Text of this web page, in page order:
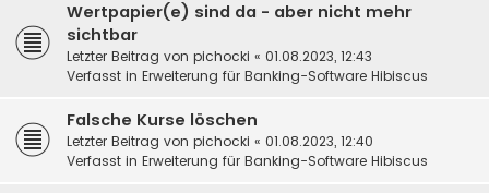
Wertpapier(e) sind da - aber nicht mehr
sichtbar
Letzter Beitrag von pichocki « 01.08.2023, 12:43
Verfasst in Erweiterung für Banking-Software Hibiscus
Falsche Kurse löschen
Letzter Beitrag von pichocki « 01.08.2023, 12:40
Verfasst in Erweiterung für Banking-Software Hibiscus